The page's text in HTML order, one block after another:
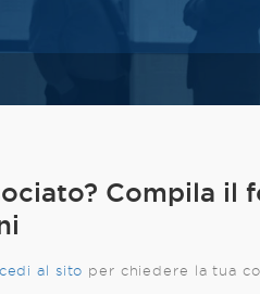
Compila il
al sito per chiedere la tua